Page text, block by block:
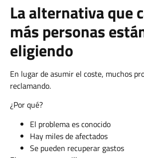
La alternativa que
más personas
eligiendo
En lugar de asumir el coste, muchos
reclamando.
¿Por qué?
El problema es conocido
Hay miles de afectados
Se pueden recuperar gastos